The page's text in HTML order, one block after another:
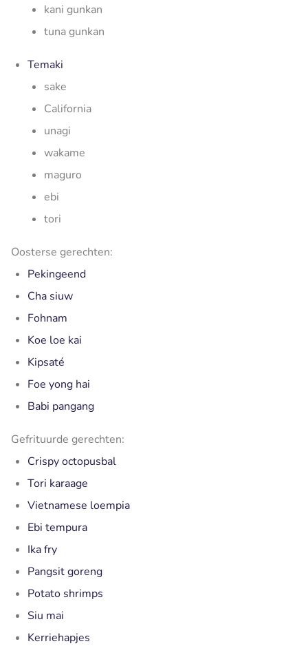
kani gunkan
tuna gunkan
Temaki
sake
California
unagi
wakame
maguro
ebi
tori
Oosterse gerechten:
Pekingeend
Cha siuw
Fohnam
Koe loe kai
Kipsaté
Foe yong hai
Babi pangang
Gefrituurde gerechten:
Crispy octopusbal
Tori karaage
Vietnamese loempia
Ebi tempura
Ika fry
Pangsit goreng
Potato shrimps
Siu mai
Kerriehapjes